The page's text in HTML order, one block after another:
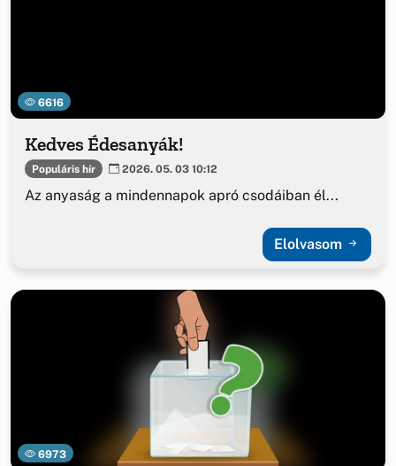
6616
Kedves Édesanyák!
Populáris hír 2026. 05. 03 10:12
Az anyaság a mindennapok apró csodáiban él...
Elolvasom
6973